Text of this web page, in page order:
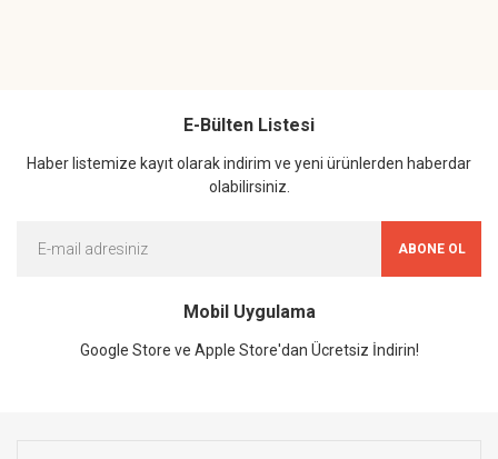
E-Bülten Listesi
Haber listemize kayıt olarak indirim ve yeni ürünlerden haberdar
olabilirsiniz.
ABONE OL
Mobil Uygulama
Google Store ve Apple Store'dan Ücretsiz İndirin!